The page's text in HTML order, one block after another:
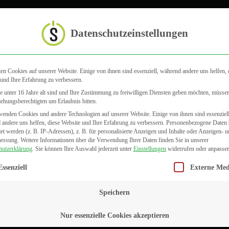
bis ins
Datenschutzeinstellungen
Cookies auf unserer Website. Einige von ihnen sind essenziell, während andere uns helfen,
Ihre Erfahrung zu verbessern.
unter 16 Jahre alt sind und Ihre Zustimmung zu freiwilligen Diensten geben möchten,
um Erlaubnis bitten.
Cookies und andere Technologien auf unserer Website. Einige von ihnen sind
andere uns helfen, diese Website und Ihre Erfahrung zu verbessern. Personenbezogene Daten
werden (z. B. IP-Adressen), z. B. für personalisierte Anzeigen und Inhalte oder Anzeigen-
Weitere Informationen über die Verwendung Ihrer Daten finden Sie in unserer
. Sie können Ihre Auswahl jederzeit unter Einstellungen widerrufen oder
eine Liste der Service-Gruppen, für die eine Einwilligung erteilt
Externe
Speichern
Nur essenzielle Cookies akzeptieren